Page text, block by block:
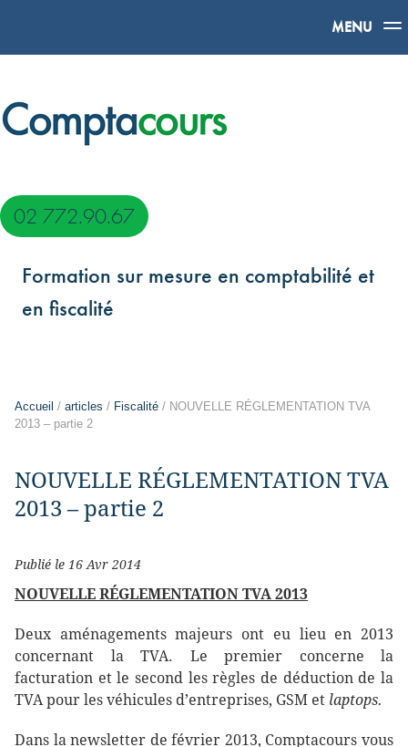
02 772.90.67
Formation sur mesure en comptabilité et
en fiscalité
MENU
Accueil / articles / Fiscalité / NOUVELLE RÉGLEMENTATION TVA
2013 – partie 2
NOUVELLE RÉGLEMENTATION TVA
2013 – partie 2
Publié le 16 Avr 2014
NOUVELLE RÉGLEMENTATION TVA 2013
Deux aménagements majeurs ont eu lieu en 2013
concernant la TVA. Le premier concerne la
facturation et le second les règles de déduction de la
TVA pour les véhicules d’entreprises, GSM et laptops.
Dans la newsletter de février 2013, Comptacours vous